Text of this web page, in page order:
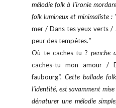
mélodie folk à l’ironie
folk lumineux et minimaliste :
mer / Dans tes yeux verts /
peur des tempêtes."
Où te caches-tu ? penche
caches-tu mon amour /
faubourg". Cette ballade
l’identité, est savamment
dénaturer une mélodie